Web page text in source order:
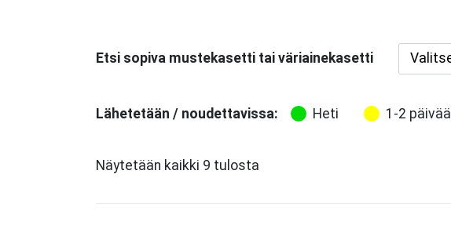
Etsi sopiva mustekasetti tai väriainekasetti
Lähetetään / noudettavissa: Heti 1-2 päivää
Näytetään kaikki 9 tulosta